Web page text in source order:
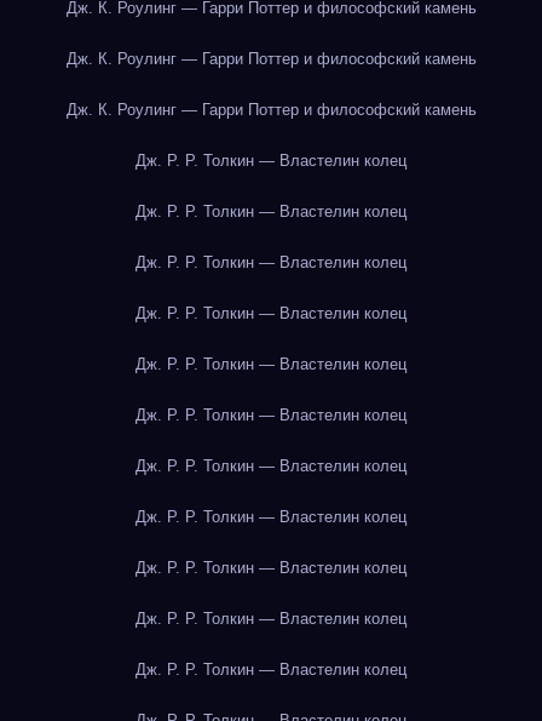
Дж. К. Роулинг — Гарри Поттер и философский камень
Дж. К. Роулинг — Гарри Поттер и философский камень
Дж. К. Роулинг — Гарри Поттер и философский камень
Дж. Р. Р. Толкин — Властелин колец
Дж. Р. Р. Толкин — Властелин колец
Дж. Р. Р. Толкин — Властелин колец
Дж. Р. Р. Толкин — Властелин колец
Дж. Р. Р. Толкин — Властелин колец
Дж. Р. Р. Толкин — Властелин колец
Дж. Р. Р. Толкин — Властелин колец
Дж. Р. Р. Толкин — Властелин колец
Дж. Р. Р. Толкин — Властелин колец
Дж. Р. Р. Толкин — Властелин колец
Дж. Р. Р. Толкин — Властелин колец